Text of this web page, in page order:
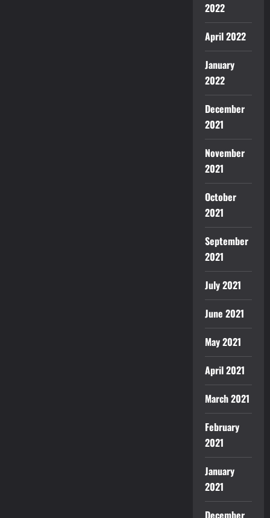
2022
April 2022
January
2022
December
2021
November
2021
October
2021
September
2021
July 2021
June 2021
May 2021
April 2021
March 2021
February
2021
January
2021
December